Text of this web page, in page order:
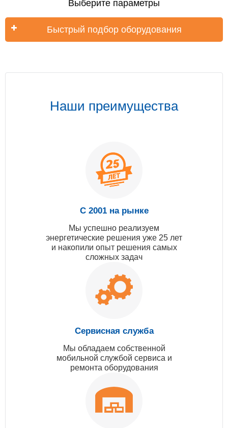
Выберите параметры
Быстрый подбор оборудования
Наши преимущества
С 2001 на рынке
Мы успешно реализуем
энергетические решения уже 25 лет
и накопили опыт решения самых
сложных задач
Сервисная служба
Мы обладаем собственной
мобильной службой сервиса и
ремонта оборудования